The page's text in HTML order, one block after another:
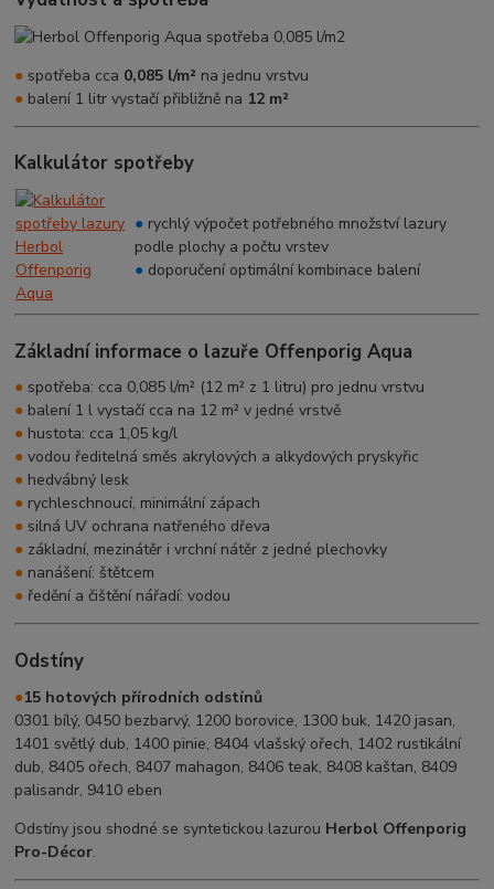
● spotřeba cca 0,085 l/m² na jednu vrstvu
● balení 1 litr vystačí přibližně na 12 m²
Kalkulátor spotřeby
● rychlý výpočet potřebného množství lazury
podle plochy a počtu vrstev
● doporučení optimální kombinace balení
Základní informace o lazuře Offenporig Aqua
● spotřeba: cca 0,085 l/m² (12 m² z 1 litru) pro jednu vrstvu
● balení 1 l vystačí cca na 12 m² v jedné vrstvě
● hustota: cca 1,05 kg/l
● vodou ředitelná směs akrylových a alkydových pryskyřic
● hedvábný lesk
● rychleschnoucí, minimální zápach
● silná UV ochrana natřeného dřeva
● základní, mezinátěr i vrchní nátěr z jedné plechovky
● nanášení: štětcem
● ředění a čištění nářadí: vodou
Odstíny
●15 hotových přírodních odstínů
0301 bílý, 0450 bezbarvý, 1200 borovice, 1300 buk, 1420 jasan,
1401 světlý dub, 1400 pinie, 8404 vlašský ořech, 1402 rustikální
dub, 8405 ořech, 8407 mahagon, 8406 teak, 8408 kaštan, 8409
palisandr, 9410 eben
Odstíny jsou shodné se syntetickou lazurou Herbol Offenporig
Pro-Décor.